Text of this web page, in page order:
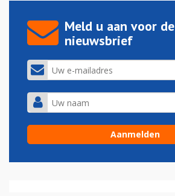
Meld u aan voor de
nieuwsbrief